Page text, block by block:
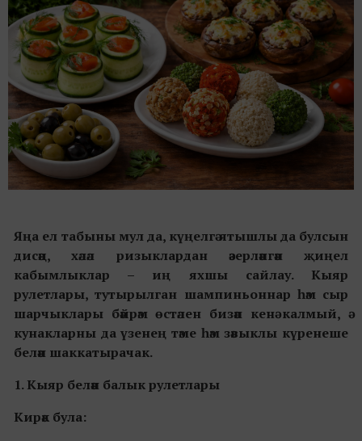
Яңа ел табыны мул да, күңелгә ятышлы да булсын
дисәң, хәләл ризыклардан әзерләнгән җиңел
кабымлыклар – иң яхшы сайлау. Кыяр
рулетлары, тутырылган шампиньоннар һәм сыр
шарчыклары бәйрәм өстәлен бизәп кенә калмый, ә
кунакларны да үзенең тәме һәм зәвыклы күренеше
белән шаккатырачак.
1. Кыяр белән балыкрулетлары
Кирәк була: